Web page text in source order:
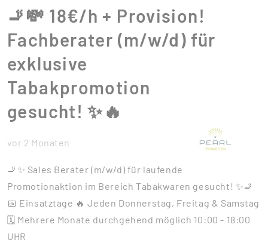
🚬💸 18€/h + Provision!
Fachberater (m/w/d) für
exklusive
Tabakpromotion
gesucht! ✨🔥
vor 2 Monaten
🚬✨ Sales Berater (m/w/d) für laufende
Promotionaktion im Bereich Tabakwaren gesucht! ✨🚬
📅 Einsatztage 🔥 Jeden Donnerstag, Freitag & Samstag
🗓️ Mehrere Monate durchgehend möglich 10:00 - 18:00
UHR